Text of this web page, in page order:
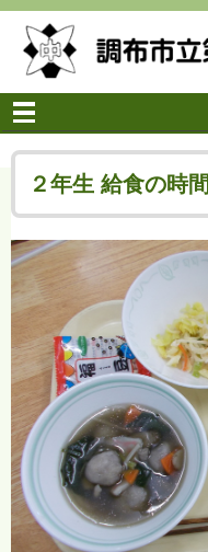
２年生 給食の時間